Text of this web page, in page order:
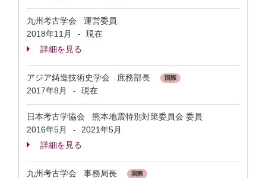
九州考古学会 運営委員
2018年11月
-
現在
詳細を見る
アジア鋳造技術史学会 庶務部長 国際
2017年8月 - 現在
日本考古学協会 熊本地震特別対策委員会 委員
2016年5月
-
2021年5月
詳細を見る
九州考古学会 事務局長 国際